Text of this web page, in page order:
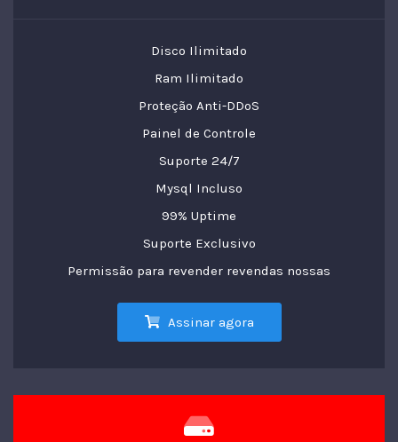
Disco Ilimitado
Ram Ilimitado
Proteção Anti-DDoS
Painel de Controle
Suporte 24/7
Mysql Incluso
99% Uptime
Suporte Exclusivo
Permissão para revender revendas nossas
Assinar agora